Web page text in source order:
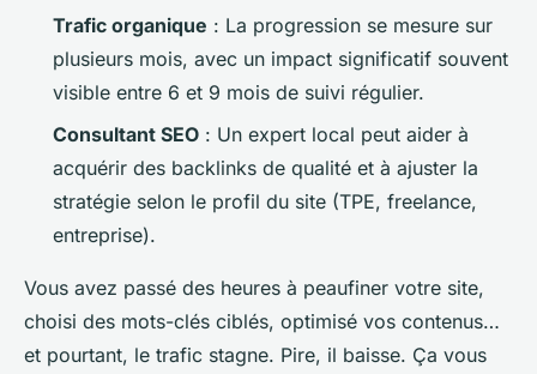
Trafic organique : La progression se mesure sur
plusieurs mois, avec un impact significatif souvent
visible entre 6 et 9 mois de suivi régulier.
Consultant SEO : Un expert local peut aider à
acquérir des backlinks de qualité et à ajuster la
stratégie selon le profil du site (TPE, freelance,
entreprise).
Vous avez passé des heures à peaufiner votre site,
choisi des mots-clés ciblés, optimisé vos contenus…
et pourtant, le trafic stagne. Pire, il baisse. Ça vous